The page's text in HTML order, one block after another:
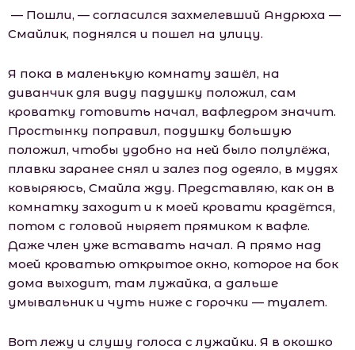
— Пошли, — согласился захмелевший Андрюха —
Смайлик, поднялся и пошел на улицу.
Я пока в маленькую комнату зашёл, на
диванчик для виду падушку положил, сам
кроватку готовить начал, вафледром значит.
Простынку поправил, подушку большую
положил, чтобы удобно на ней было полулёжа,
плавки заранее снял и залез под одеяло, в мудях
ковыряюсь, Смайла жду. Представляю, как он в
комнатку заходит и к моей кровати крадётся,
потом с головой ныряет прямиком к вафле.
Даже член уже вставать начал. А прямо над
моей кроватью открытое окно, которое на бок
дома выходит, там лужайка, а дальше
умывальник и чуть ниже с горочки — туалет.
Вот лежу и слушу голоса с лужайки. Я в окошко